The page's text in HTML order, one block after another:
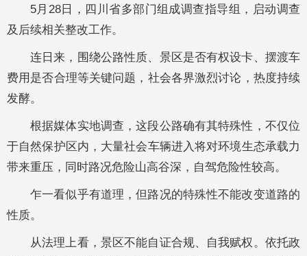
5月28日，四川省多部门组成调查指导组，启动调查
及后续相关整改工作。
连日来，围绕公路性质、景区是否有权设卡、摆渡车
费用是否合理等关键问题，社会各界激烈讨论，热度持续
发酵。
根据媒体实地调查，这段公路确有其特殊性，不仅位
于自然保护区内，大量社会车辆进入将对环境生态承载力
带来重压，同时路况危险山高谷深，自驾危险性较高。
乍一看似乎有道理，但路况的特殊性不能改变道路的
性质。
从法理上看，景区不能自证合规、自我赋权。依托政